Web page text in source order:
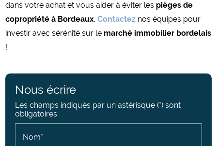
dans votre achat et vous aider à éviter les pièges de
copropriété à Bordeaux.Contactez nos équipes pour
investir avec sérénité sur le marché immobilier bordelais
!
Nous écrire
Les champs indiqués par un astérisque (*) sont
obligatoires
Nom*